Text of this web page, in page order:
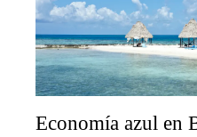
Economía azul en